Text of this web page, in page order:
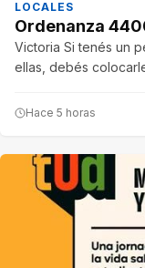
LOCALES
Ordenanza
Victoria Si tenés un
ellas, debés
Hace 5 horas